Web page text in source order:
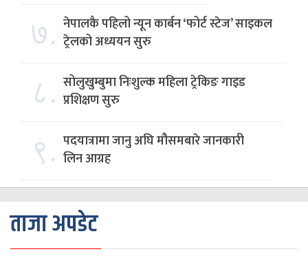
७. नेपालकै पहिलो न्यून कार्बन ‘फोर्ट स्टेज’ साइकल
ट्रेलको अध्ययन सुरु
८. सोलुखुम्बुमा निःशुल्क महिला ट्रेकिङ गाइड
प्रशिक्षण सुरु
९. पदयात्रामा जानु अघि मौसमबारे जानकारी
लिन आग्रह
ताजा अपडेट